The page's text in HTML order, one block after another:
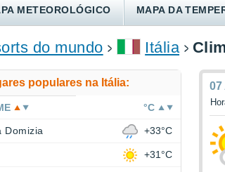
METEOROLÓGICO MAPA DA
UM HOTEL
do mundo Itália
07
populares na Itália:
°C
Domizia +33°C
+31°C